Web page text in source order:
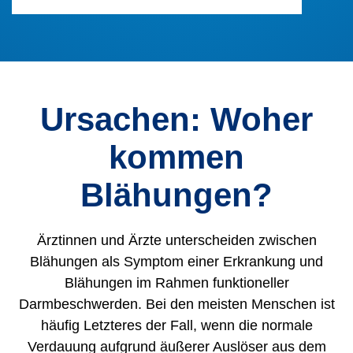
Ursachen: Woher
kommen
Blähungen?
Ärztinnen und Ärzte unterscheiden zwischen
Blähungen als Symptom einer Erkrankung und
Blähungen im Rahmen funktioneller
Darmbeschwerden. Bei den meisten Menschen ist
häufig Letzteres der Fall, wenn die normale
Verdauung aufgrund äußerer Auslöser aus dem